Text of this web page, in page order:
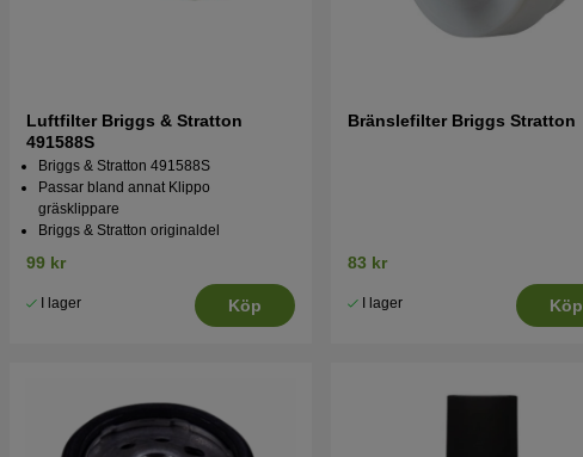
Luftfilter Briggs & Stratton
491588S
Briggs & Stratton 491588S
Passar bland annat Klippo
gräsklippare
Briggs & Stratton originaldel
99 kr
I lager Köp
Bränslefilter Briggs Stratton
83 kr
I lager Köp